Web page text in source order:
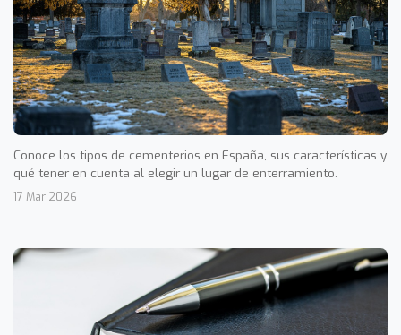
Conoce los tipos de cementerios en España, sus características y
qué tener en cuenta al elegir un lugar de enterramiento.
17 Mar 2026